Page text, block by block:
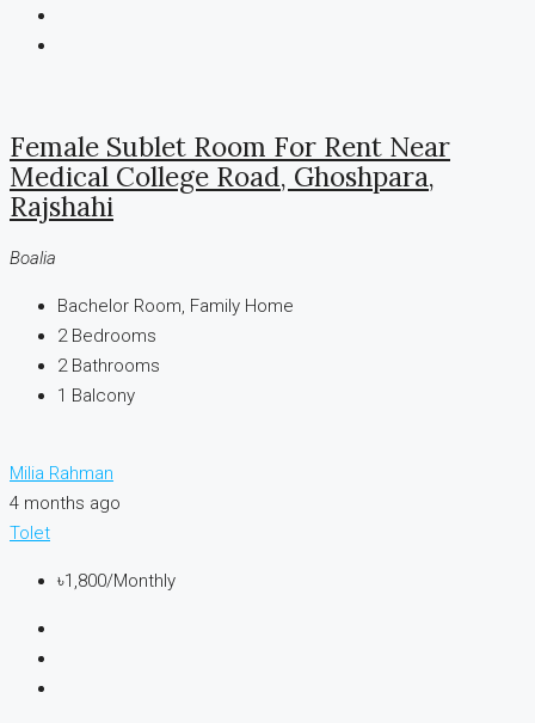
Female Sublet Room For Rent Near
Medical College Road, Ghoshpara,
Rajshahi
Boalia
Bachelor Room, Family Home
2 Bedrooms
2 Bathrooms
1 Balcony
Milia Rahman
4 months ago
Tolet
৳1,800/Monthly